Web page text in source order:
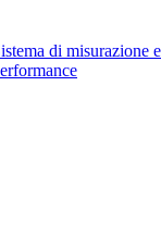
di misurazione